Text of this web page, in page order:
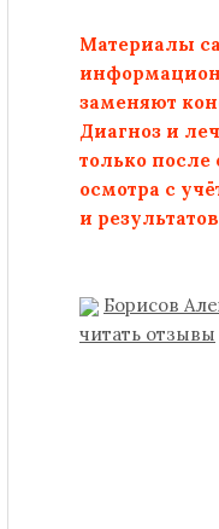
Материалы
заменяют
Диагноз и
только
осмотра с
и
Борисов
читать отзывы